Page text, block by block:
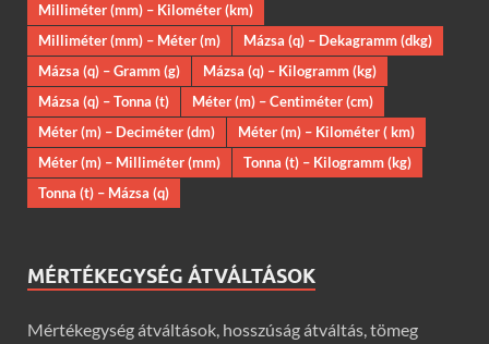
Milliméter (mm) – Kilométer (km)
Milliméter (mm) – Méter (m)
Mázsa (q) – Dekagramm (dkg)
Mázsa (q) – Gramm (g)
Mázsa (q) – Kilogramm (kg)
Mázsa (q) – Tonna (t)
Méter (m) – Centiméter (cm)
Méter (m) – Deciméter (dm)
Méter (m) – Kilométer ( km)
Méter (m) – Milliméter (mm)
Tonna (t) – Kilogramm (kg)
Tonna (t) – Mázsa (q)
MÉRTÉKEGYSÉG ÁTVÁLTÁSOK
Mértékegység átváltások, hosszúság átváltás, tömeg